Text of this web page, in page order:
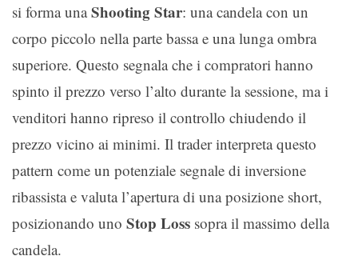
si forma unaShooting Star: una candela con un
corpo piccolo nella parte bassa e una lunga ombra
superiore. Questo segnala che i compratori hanno
spinto il prezzo verso l’alto durante la sessione, ma i
venditori hanno ripreso il controllo chiudendo il
prezzo vicino ai minimi. Il trader interpreta questo
pattern come un potenziale segnale di inversione
ribassista e valuta l’apertura di una posizione short,
posizionando uno Stop Loss sopra il massimo della
candela.